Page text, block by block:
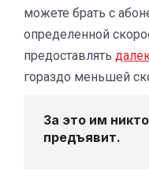
можете брать с
определенной
предоставлять
гораздо меньшей
За это им
предъявит.